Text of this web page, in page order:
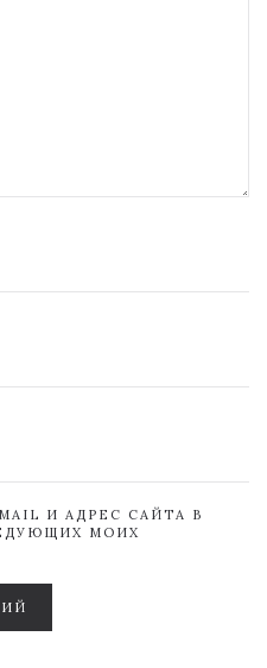
И АДРЕС САЙТА В
МОИХ